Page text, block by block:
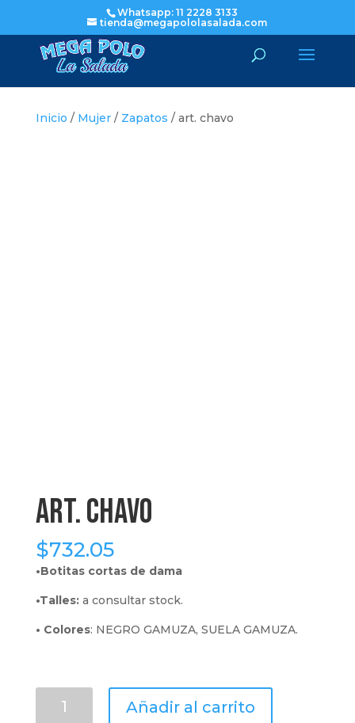
Whatsapp: 11 2228 3133
tienda@megapololasalada.com
Inicio / Mujer/ Zapatos / art. chavo
art. chavo
$732.05
•Botitas cortas de dama
•Talles:a consultar stock.
• Colores: NEGRO GAMUZA, SUELA GAMUZA.
chavo
Añadir al carrito